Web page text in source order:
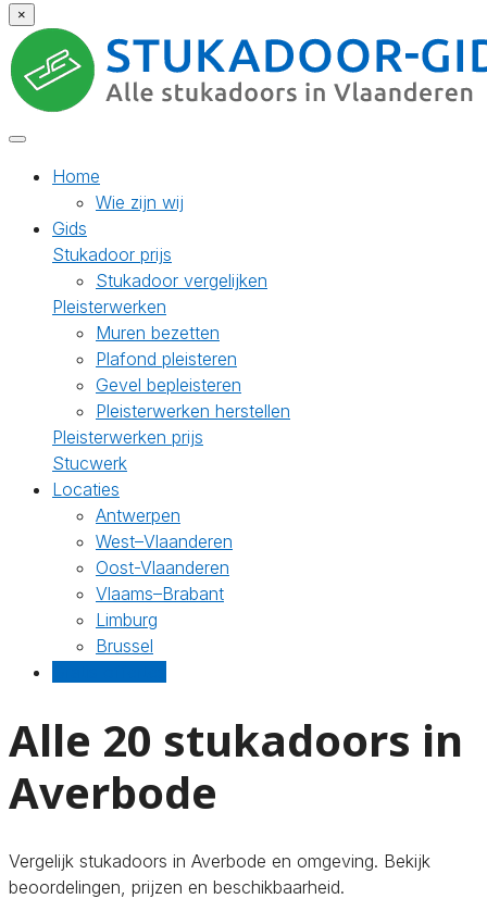
×
Home
Wie zijn wij
Gids
Stukadoor prijs
Stukadoor vergelijken
Pleisterwerken
Muren bezetten
Plafond pleisteren
Gevel bepleisteren
Pleisterwerken herstellen
Pleisterwerken prijs
Stucwerk
Locaties
Antwerpen
West–Vlaanderen
Oost-Vlaanderen
Vlaams–Brabant
Limburg
Brussel
Alle 20 stukadoors in
Averbode
Vergelijk stukadoors in Averbode en omgeving. Bekijk
beoordelingen, prijzen en beschikbaarheid.